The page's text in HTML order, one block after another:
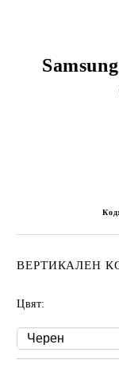
Код:
ВЕРТИКАЛЕН
Цвят: